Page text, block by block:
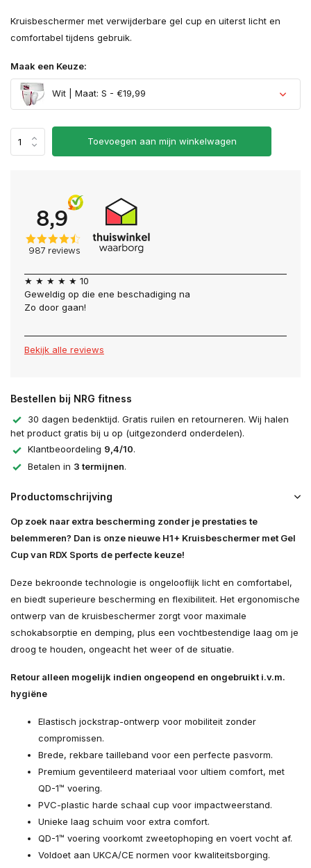
Kruisbeschermer met verwijderbare gel cup en uiterst licht en
comfortabel tijdens gebruik.
Maak een Keuze:
Wit | Maat: S - €19,99
Toevoegen aan mijn winkelwagen
★ ★ ★ ★ ★ 10
Geweldig op die ene beschadiging na
Zo door gaan!
Bekijk alle reviews
Bestellen bij NRG fitness
30 dagen bedenktijd. Gratis ruilen en retourneren. Wij halen
het product gratis bij u op (uitgezonderd onderdelen).
Klantbeoordeling 9,4/10.
Betalen in 3 termijnen.
Productomschrijving
Op zoek naar extra bescherming zonder je prestaties te
belemmeren? Dan is onze nieuwe H1+ Kruisbeschermer met Gel
Cup van RDX Sports de perfecte keuze!
Deze bekroonde technologie is ongelooflijk licht en comfortabel,
en biedt superieure bescherming en flexibiliteit. Het ergonomische
ontwerp van de kruisbeschermer zorgt voor maximale
schokabsorptie en demping, plus een vochtbestendige laag om je
droog te houden, ongeacht het weer of de situatie.
Retour alleen mogelijk indien ongeopend en ongebruikt i.v.m.
hygiëne
Elastisch jockstrap-ontwerp voor mobiliteit zonder
compromissen.
Brede, rekbare tailleband voor een perfecte pasvorm.
Premium geventileerd materiaal voor ultiem comfort, met
QD-1™ voering.
PVC-plastic harde schaal cup voor impactweerstand.
Unieke laag schuim voor extra comfort.
QD-1™ voering voorkomt zweetophoping en voert vocht af.
Voldoet aan UKCA/CE normen voor kwaliteitsborging.